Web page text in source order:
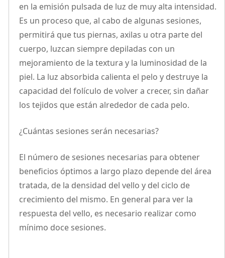
en la emisión pulsada de luz de muy alta intensidad.
Es un proceso que, al cabo de algunas sesiones,
permitirá que tus piernas, axilas u otra parte del
cuerpo, luzcan siempre depiladas con un
mejoramiento de la textura y la luminosidad de la
piel. La luz absorbida calienta el pelo y destruye la
capacidad del folículo de volver a crecer, sin dañar
los tejidos que están alrededor de cada pelo.
¿Cuántas sesiones serán necesarias?
El número de sesiones necesarias para obtener
beneficios óptimos a largo plazo depende del área
tratada, de la densidad del vello y del ciclo de
crecimiento del mismo. En general para ver la
respuesta del vello, es necesario realizar como
mínimo doce sesiones.